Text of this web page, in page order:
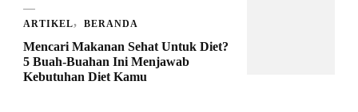
ARTIKEL BERANDA
Mencari Makanan Sehat Untuk Diet?
5 Buah-Buahan Ini Menjawab
Kebutuhan Diet Kamu